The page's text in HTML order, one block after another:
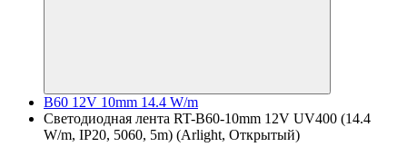
B60 12V 10mm 14.4 W/m
Светодиодная лента RT-B60-10mm 12V UV400 (14.4
W/m, IP20, 5060, 5m) (Arlight, Открытый)